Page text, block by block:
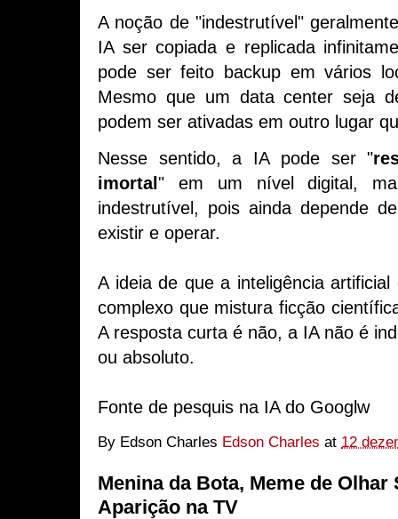
A noção de "indestrutível"
IA ser copiada e replicada
pode ser feito backup em vários
Mesmo que um data center seja
podem ser ativadas em outro lugar
Nesse sentido, a IA pode ser "
imortal " em um nível digital,
indestrutível, pois ainda depende
existir e operar.
A ideia de que a inteligência
complexo que mistura ficção
A resposta curta é não, a IA não é
ou absoluto.
Fonte de pesquis na IA do Googlw
By Edson Charles Edson Charles at 12
Menina da Bota, Meme de
Aparição na TV